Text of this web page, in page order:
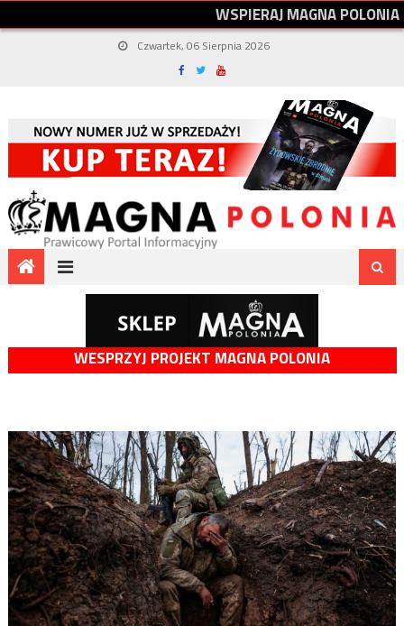
WSPIERAJMAGNAPOLONIA
Czwartek, 06 Sierpnia 2026
WESPRZYJ PROJEKT MAGNA POLONIA